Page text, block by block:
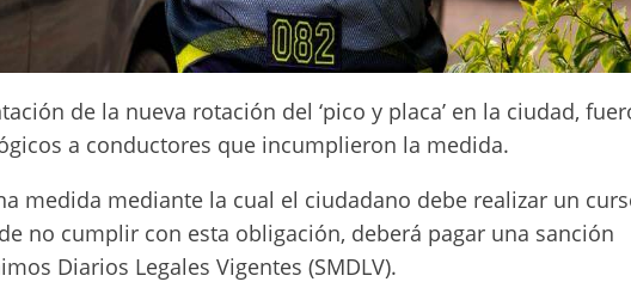
de la nueva rotación del ‘pico y placa’ en la ciudad,
a conductores que incumplieron la medida.
medida mediante la cual el ciudadano debe realizar un
no cumplir con esta obligación, deberá pagar una sanción
Diarios Legales Vigentes (SMDLV).